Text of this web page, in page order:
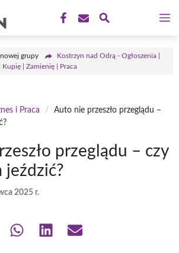
grupy
Kostrzyn nad Odrą - Ogłoszenia |
Kupię | Zamienię | Praca
i Praca /
Auto nie przeszło przeglądu –
przeglądu – czy
jeździć?
2025 r.
Share Share Share